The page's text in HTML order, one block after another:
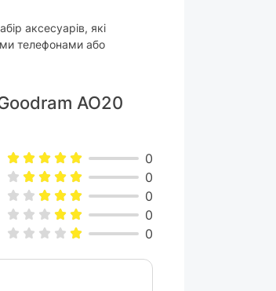
аксесуарів, які
телефонами або
AO20
0
0
0
0
0